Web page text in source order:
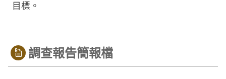
目標。
調查報告簡報檔